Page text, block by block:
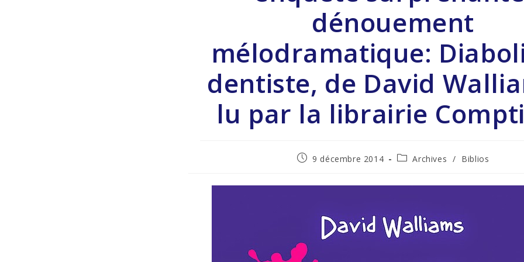
dénouement
mélodramatique:
dentiste, de David
lu par la librairie
9 décembre 2014 Archives / Biblios